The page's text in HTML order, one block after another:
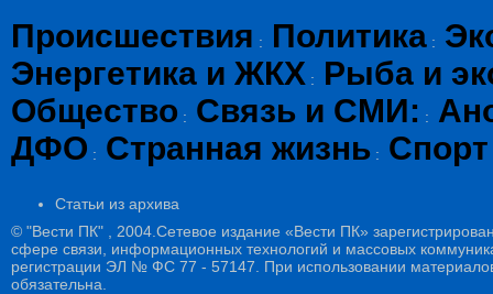
Происшествия : Политика :
Энергетика и ЖКХ :
Рыба и
Общество : Связь и СМИ: :
ДФО : Странная жизнь : Спорт
Статьи из архива
© "Вести ПК" , 2004.Сетевое издание «Вести ПК»
сфере связи, информационных технологий и массовых
регистрации ЭЛ № ФС 77 - 57147. При использовании
обязательна.